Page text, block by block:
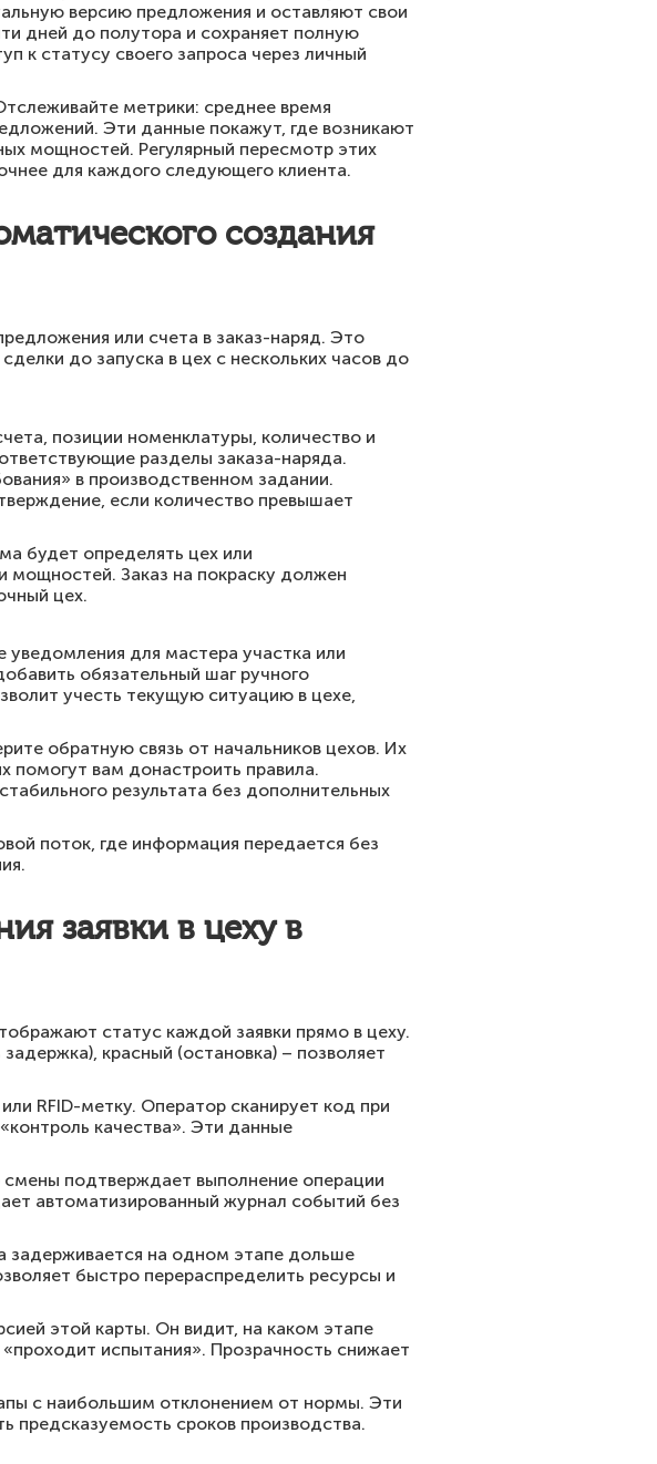
версию предложения и оставляют свои
дней до полутора и сохраняет полную
к статусу своего запроса через личный
метрики: среднее время
Эти данные покажут, где возникают
мощностей. Регулярный пересмотр этих
для каждого следующего клиента.
создания
или счета в заказ-наряд. Это
до запуска в цех с нескольких часов до
позиции номенклатуры, количество и
разделы заказа-наряда.
в производственном задании.
если количество превышает
будет определять цех или
мощностей. Заказ на покраску должен
цех.
уведомления для мастера участка или
обязательный шаг ручного
учесть текущую ситуацию в цехе,
обратную связь от начальников цехов. Их
помогут вам донастроить правила.
результата без дополнительных
поток, где информация передается без
заявки в цеху в
статус каждой заявки прямо в цеху.
красный (остановка) – позволяет
RFID-метку. Оператор сканирует код при
качества». Эти данные
подтверждает выполнение операции
автоматизированный журнал событий без
задерживается на одном этапе дольше
быстро перераспределить ресурсы и
этой карты. Он видит, на каком этапе
испытания». Прозрачность снижает
с наибольшим отклонением от нормы. Эти
предсказуемость сроков производства.